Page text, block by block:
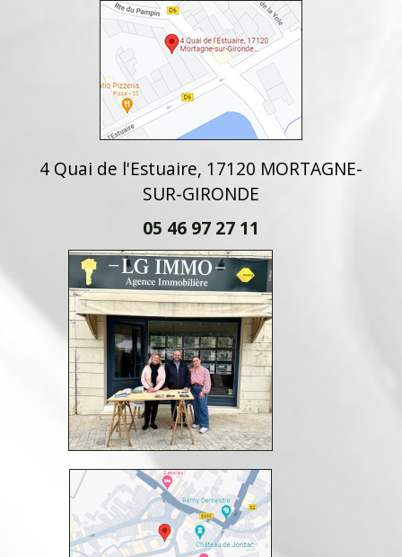
4 Quai de l'Estuaire, 17120 MORTAGNE-
SUR-GIRONDE
05 46 97 27 11